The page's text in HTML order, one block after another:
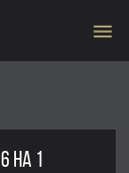
menu
НА 1